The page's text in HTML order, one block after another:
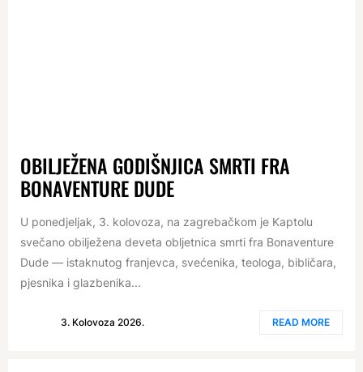
OBILJEŽENA GODIŠNJICA SMRTI FRA
BONAVENTURE DUDE
U ponedjeljak, 3. kolovoza, na zagrebačkom je Kaptolu
svečano obilježena deveta obljetnica smrti fra Bonaventure
Dude — istaknutog franjevca, svećenika, teologa, bibličara,
pjesnika i glazbenika...
3. Kolovoza 2026. READ MORE